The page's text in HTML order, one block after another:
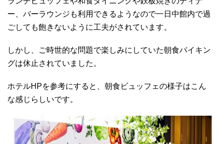
ー、バーラウンジも利用できるようなので一日中館内で過
ごしても飽きないように工夫がされています。
しかし、ご時世的な問題で楽しみにしていた朝食バイキン
グは休止されていました。
ホテルHPを参考にすると、朝食ビュッフェの様子はこん
な感じらしいです。